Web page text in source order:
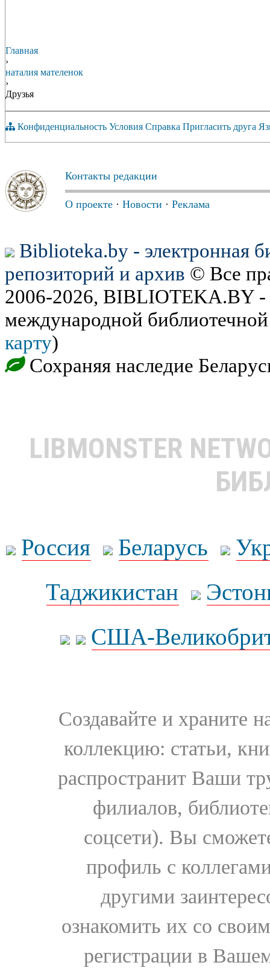
Главная
›
наталия мателенок
›
Друзья
Конфиденциальность Условия Справка Пригласить друга
Контакты редакции
О проекте · Новости · Реклама
Biblioteka.by - электронная
репозиторий и архив © Все
2006-2026, BIBLIOTEKA.BY -
международной
карту)
Сохраняя наследие
LIBMONSTER
Россия Беларусь
Таджикистан
США-
Создавайте и храните
коллекцию: статьи,
распространит Ваши
филиалов,
соцсети). Вы
профиль с
другими
ознакомить их со
регистрации в